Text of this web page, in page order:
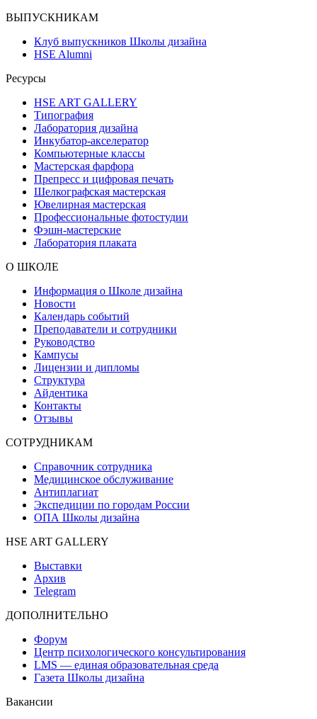
ВЫПУСКНИКАМ
Клуб выпускников Школы дизайна
HSE Alumni
Ресурсы
HSE ART GALLERY
Типография
Лаборатория дизайна
Инкубатор-акселератор
Компьютерные классы
Мастерская фарфора
Препресс и цифровая печать
Шелкографская мастерская
Ювелирная мастерская
Профессиональные фотостудии
Фэшн-мастерские
Лаборатория плаката
О ШКОЛЕ
Информация о Школе дизайна
Новости
Календарь событий
Преподаватели и сотрудники
Руководство
Кампусы
Лицензии и дипломы
Структура
Айдентика
Контакты
Отзывы
СОТРУДНИКАМ
Справочник сотрудника
Медицинское обслуживание
Антиплагиат
Экспедиции по городам России
ОПА Школы дизайна
HSE ART GALLERY
Выставки
Архив
Telegram
ДОПОЛНИТЕЛЬНО
Форум
Центр психологического консультирования
LMS — единая образовательная среда
Газета Школы дизайна
Вакансии